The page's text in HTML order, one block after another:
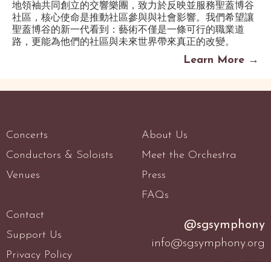
地領袖共同創立的交響樂團，致力於反映並服務聖蓋博谷
社區，核心使命是推動社區參與與社會影響。我們希望讓
聖蓋博谷的新一代看到：藝術不僅是一條可行的職業道
路，更能為他們的社區與未來世界帶來真正的改變。
Learn More →
Concerts
Conductors & Soloists
Venues
About Us
Meet the Orchestra
Press
FAQs
Contact
Support Us
Privacy Policy
@sgsymphony
info@sgsymphony.org